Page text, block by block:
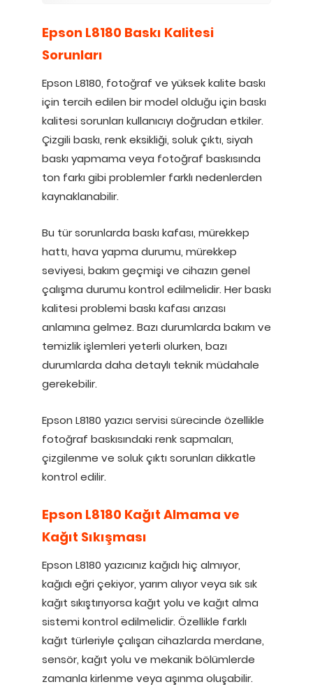
Epson L8180 Baskı Kalitesi
Sorunları
Epson L8180, fotoğraf ve yüksek kalite baskı
için tercih edilen bir model olduğu için baskı
kalitesi sorunları kullanıcıyı doğrudan etkiler.
Çizgili baskı, renk eksikliği, soluk çıktı, siyah
baskı yapmama veya fotoğraf baskısında
ton farkı gibi problemler farklı nedenlerden
kaynaklanabilir.
Bu tür sorunlarda baskı kafası, mürekkep
hattı, hava yapma durumu, mürekkep
seviyesi, bakım geçmişi ve cihazın genel
çalışma durumu kontrol edilmelidir. Her baskı
kalitesi problemi baskı kafası arızası
anlamına gelmez. Bazı durumlarda bakım ve
temizlik işlemleri yeterli olurken, bazı
durumlarda daha detaylı teknik müdahale
gerekebilir.
Epson L8180 yazıcı servisi sürecinde özellikle
fotoğraf baskısındaki renk sapmaları,
çizgilenme ve soluk çıktı sorunları dikkatle
kontrol edilir.
Epson L8180 Kağıt Almama ve
Kağıt Sıkışması
Epson L8180 yazıcınız kağıdı hiç almıyor,
kağıdı eğri çekiyor, yarım alıyor veya sık sık
kağıt sıkıştırıyorsa kağıt yolu ve kağıt alma
sistemi kontrol edilmelidir. Özellikle farklı
kağıt türleriyle çalışan cihazlarda merdane,
sensör, kağıt yolu ve mekanik bölümlerde
zamanla kirlenme veya aşınma oluşabilir.